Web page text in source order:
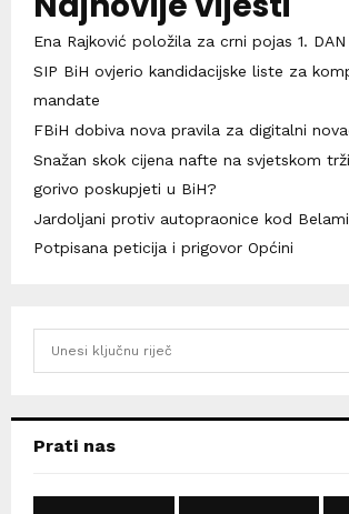
Ena Rajković položila za crni pojas 1. DAN
SIP BiH ovjerio kandidacijske liste za
mandate
FBiH dobiva nova pravila za digitalni
Snažan skok cijena nafte na svjetskom
gorivo poskupjeti u BiH?
Jardoljani protiv autopraonice kod
Potpisana peticija i prigovor Općini
hPrati nas